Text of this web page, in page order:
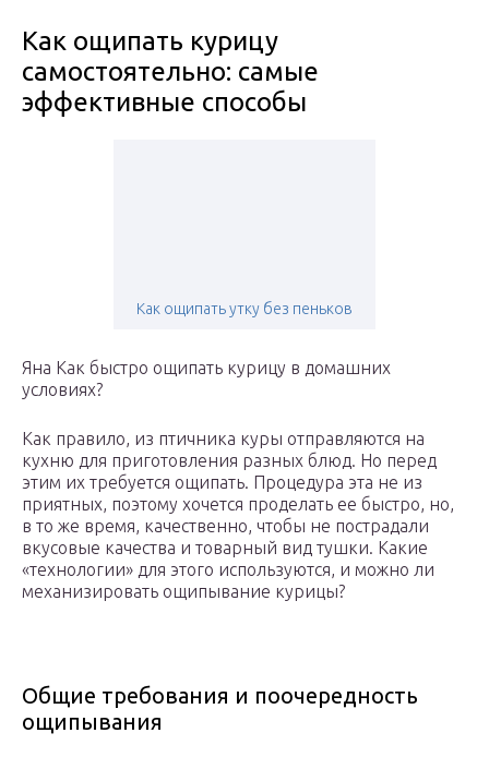
Как ощипать курицу
самостоятельно: самые
эффективные способы
Как ощипать утку без пеньков
Яна Как быстро ощипать курицу в домашних
условиях?
Как правило, из птичника куры отправляются на
кухню для приготовления разных блюд. Но перед
этим их требуется ощипать. Процедура эта не из
приятных, поэтому хочется проделать ее быстро, но,
в то же время, качественно, чтобы не пострадали
вкусовые качества и товарный вид тушки. Какие
«технологии» для этого используются, и можно ли
механизировать ощипывание курицы?
Общие требования и поочередность
ощипывания